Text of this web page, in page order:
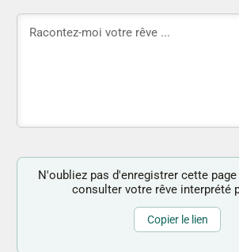
N'oubliez pas d'enregistrer cette
consulter votre rêve interprété
Copier le lien